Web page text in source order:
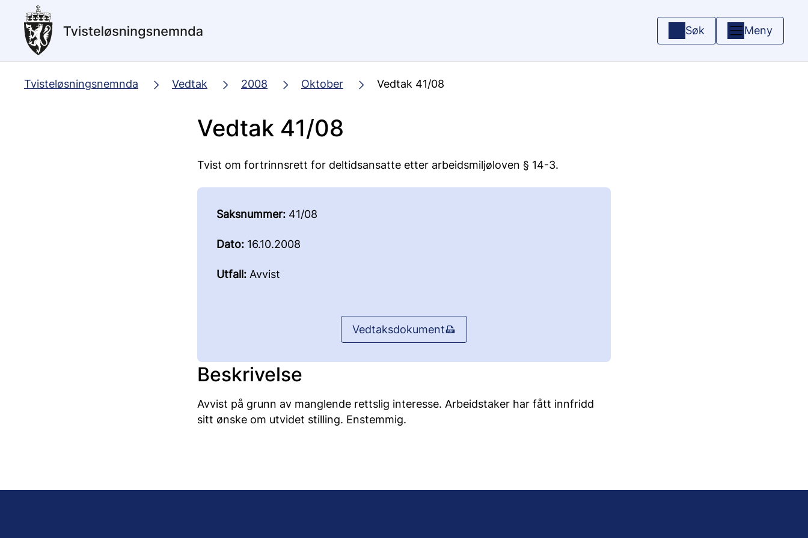
hovedinnhold
Søk Meny
Tvisteløsningsnemnda Vedtak 2008 Oktober Vedtak 41/08
Vedtak 41/08
Tvist om fortrinnsrett for deltidsansatte etter arbeidsmiljøloven § 14-3.
Saksnummer: 41/08
Dato: 16.10.2008
Utfall: Avvist
Vedtaksdokument
Beskrivelse
Avvist på grunn av manglende rettslig interesse. Arbeidstaker har fått innfridd
sitt ønske om utvidet stilling. Enstemmig.